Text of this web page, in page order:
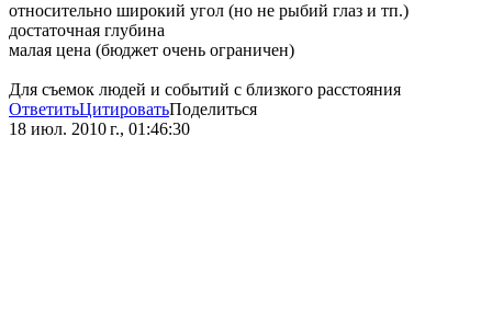
относительно широкий угол (но не рыбий глаз и тп.)
достаточная глубина
малая цена (бюджет очень ограничен)
Для съемок людей и событий с близкого расстояния
ОтветитьЦитироватьПоделиться
18 июл. 2010 г., 01:46:30